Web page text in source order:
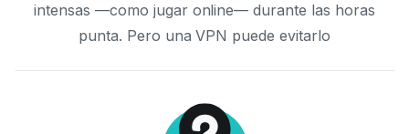
intensas —como jugar online— durante las horas
punta. Pero una VPN puede evitarlo